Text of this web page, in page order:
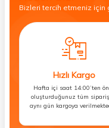
Bizleri tercih etmeniz için
Hızlı Kargo
Hafta içi saat 14:00’ten
oluşturduğunuz tüm
aynı gün kargoya